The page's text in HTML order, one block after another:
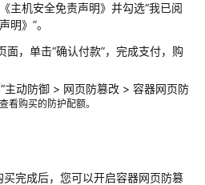
《主机安全免责声明》 并勾选“我已阅
明》”。
面，单击“确认付款”，完成支付，购
“主动防御 > 网页防篡改 > 容器网页防
看购买的防护配额。
完成后，您可以开启容器网页防篡